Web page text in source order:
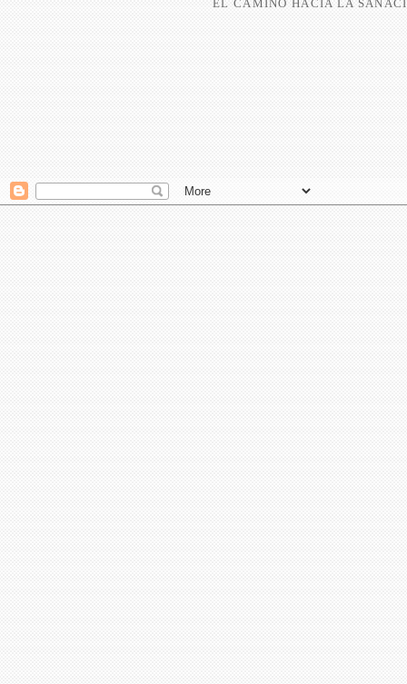
EL CAMINO HACIA LA